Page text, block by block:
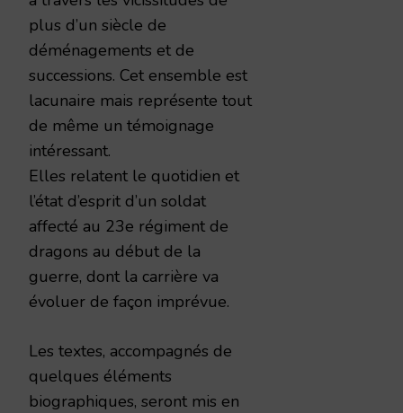
plus d’un siècle de
déménagements et de
successions. Cet ensemble est
lacunaire mais représente tout
de même un témoignage
intéressant.
Elles relatent le quotidien et
l’état d’esprit d’un soldat
affecté au 23e régiment de
dragons au début de la
guerre, dont la carrière va
évoluer de façon imprévue.
Les textes, accompagnés de
quelques éléments
biographiques, seront mis en